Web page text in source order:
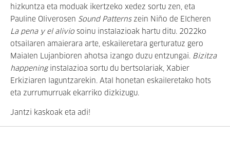
hizkuntza eta moduak ikertzeko xedez sortu zen, eta
Pauline Oliverosen Sound Patternszein Niño de Elcheren
La pena y el alivio soinu instalazioak hartu ditu. 2022ko
otsailaren amaierara arte, eskaileretara gerturatuz gero
Maialen Lujanbioren ahotsa izango duzu entzungai. Bizitza
happeninginstalazioa sortu du bertsolariak, Xabier
Erkiziaren laguntzarekin. Atal honetan eskaileretako hots
eta zurrumurruak ekarriko dizkizugu.
Jantzi kaskoak eta adi!